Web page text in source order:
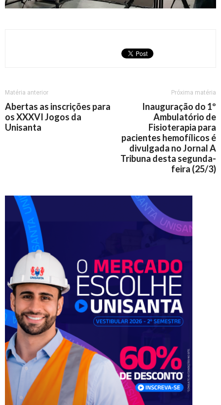
Matéria anterior
Abertas as inscrições para
os XXXVI Jogos da
Unisanta
Próxima matéria
Inauguração do 1º
Ambulatório de
Fisioterapia para
pacientes hemofílicos é
divulgada no Jornal A
Tribuna desta segunda-
feira (25/3)